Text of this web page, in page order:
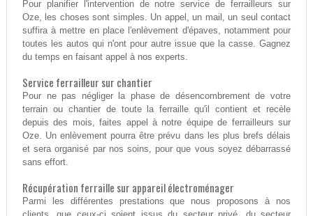
Pour planifier l'intervention de notre service de ferrailleurs sur
Oze, les choses sont simples. Un appel, un mail, un seul contact
suffira à mettre en place l'enlèvement d'épaves, notamment pour
toutes les autos qui n'ont pour autre issue que la casse. Gagnez
du temps en faisant appel à nos experts.
Service ferrailleur sur chantier
Pour ne pas négliger la phase de désencombrement de votre
terrain ou chantier de toute la ferraille qu'il contient et recèle
depuis des mois, faites appel à notre équipe de ferrailleurs sur
Oze. Un enlèvement pourra être prévu dans les plus brefs délais
et sera organisé par nos soins, pour que vous soyez débarrassé
sans effort.
Récupération ferraille sur appareil électroménager
Parmi les différentes prestations que nous proposons à nos